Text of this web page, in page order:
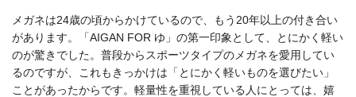
メガネは24歳の頃からかけているので、もう20年以上の付き合い
があります。「AIGAN FOR ゆ」の第一印象として、とにかく軽い
のが驚きでした。普段からスポーツタイプのメガネを愛用してい
るのですが、これもきっかけは「とにかく軽いものを選びたい」
ことがあったからです。軽量性を重視している人にとっては、嬉